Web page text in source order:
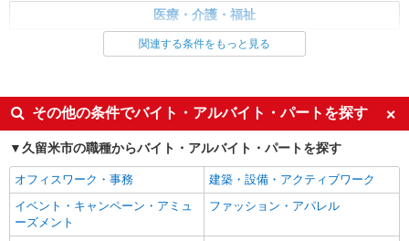
福祉施設未経験でも、怖くない＊デイサービ
スの看護師さん募集◎
時給2000円〜2500円＜交通費全額支給(ガソリ
キープ 詳細を見る
派遣社員
株式会社kotrio /●FK-H-2163549
NEW
≪看護助手≫AIに仕事を奪われない！長く安
医療・介護・福祉
看護師・保健師・看護助手・助産師
未経験歓迎
ミドル（40代～）活躍中
週2～3日勤務OK
深夜
交通費支給
社会保険あり
関連する条件をもっと見る
その他の条件でバイト・アルバイト・パートを探す
久留米市の職種からバイト・アルバイト・パートを探す
オフィスワーク・事務
建築・設備・アクティブワーク
イベント・キャンペーン・アミュ
ーズメント
ファッション・アパレル